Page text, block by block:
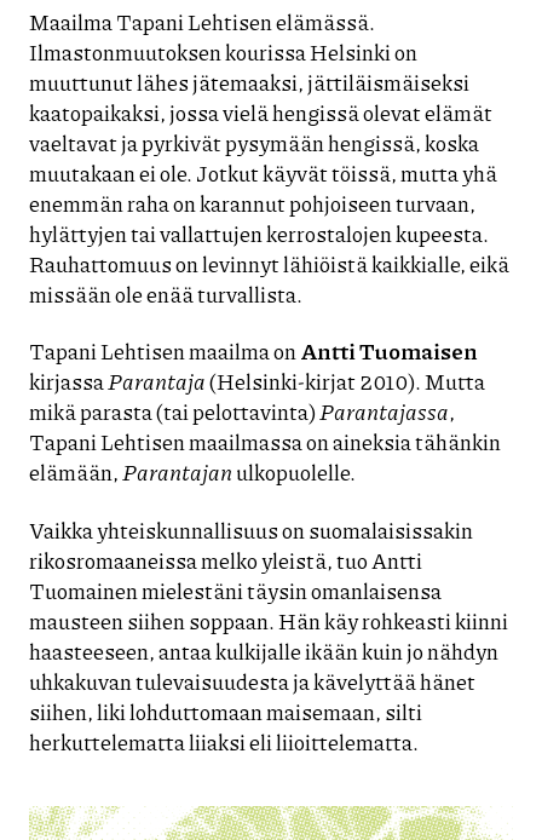
Maailma Tapani Lehtisen elämässä.
Ilmastonmuutoksen kourissa Helsinki on
muuttunut lähes jätemaaksi, jättiläismäiseksi
kaatopaikaksi, jossa vielä hengissä olevat elämät
vaeltavat ja pyrkivät pysymään hengissä, koska
muutakaan ei ole. Jotkut käyvät töissä, mutta yhä
enemmän raha on karannut pohjoiseen turvaan,
hylättyjen tai vallattujen kerrostalojen kupeesta.
Rauhattomuus on levinnyt lähiöistä kaikkialle, eikä
missään ole enää turvallista.
Tapani Lehtisen maailma onAntti Tuomaisen
kirjassaParantaja(Helsinki-kirjat 2010). Mutta
mikä parasta (tai pelottavinta)Parantajassa,
Tapani Lehtisen maailmassa on aineksia tähänkin
elämään,Parantajanulkopuolelle.
Vaikka yhteiskunnallisuus on suomalaisissakin
rikosromaaneissa melko yleistä, tuo Antti
Tuomainen mielestäni täysin omanlaisensa
mausteen siihen soppaan. Hän käy rohkeasti kiinni
haasteeseen, antaa kulkijalle ikään kuin jo nähdyn
uhkakuvan tulevaisuudesta ja kävelyttää hänet
siihen, liki lohduttomaan maisemaan, silti
herkuttelematta liiaksi eli liioittelematta.